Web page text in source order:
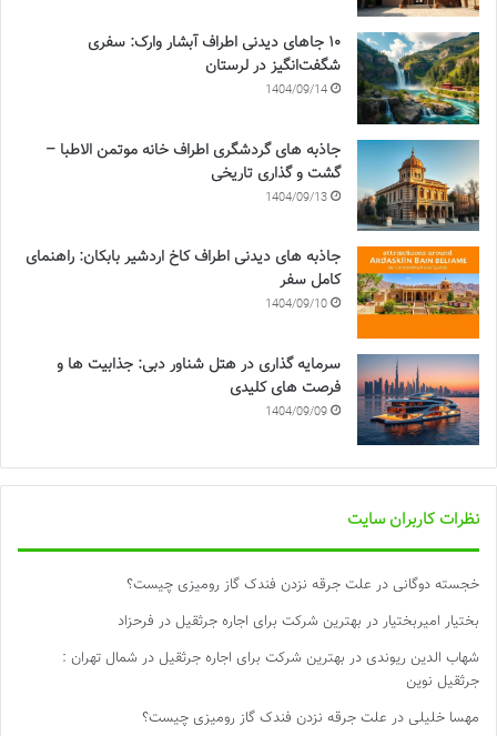
۱۰ جاهای دیدنی اطراف آبشار وارک: سفری
شگفت‌انگیز در لرستان
1404/09/14
جاذبه های گردشگری اطراف خانه موتمن الاطبا –
گشت و گذاری تاریخی
1404/09/13
جاذبه های دیدنی اطراف کاخ اردشیر بابکان: راهنمای
کامل سفر
1404/09/10
سرمایه گذاری در هتل شناور دبی: جذابیت ها و
فرصت های کلیدی
1404/09/09
نظرات کاربران سایت
خجسته دوگانی در علت جرقه نزدن فندک گاز رومیزی چیست؟
بختیار امیربختیار در بهترین شرکت برای اجاره جرثقیل در فرحزاد
شهاب الدین ریوندی در بهترین شرکت برای اجاره جرثقیل در شمال تهران :
جرثقیل نوین
مهسا خلیلی در علت جرقه نزدن فندک گاز رومیزی چیست؟